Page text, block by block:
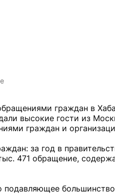
граждан в
высокие гости из
граждан и
за год в
471 обращение,
подавляющее